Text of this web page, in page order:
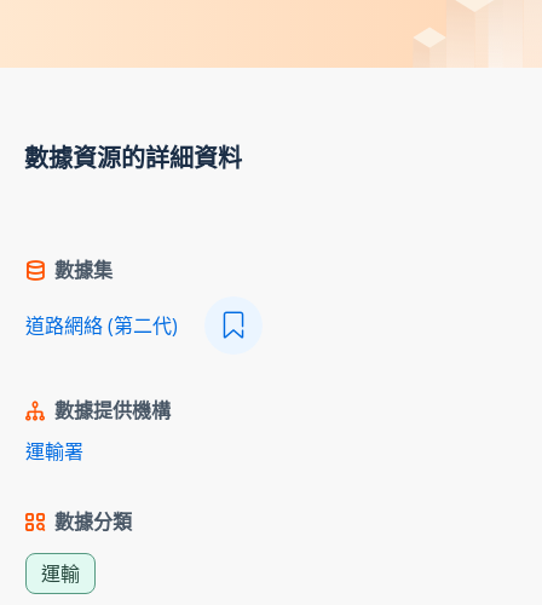
數據資源的詳細資料
數據集
道路網絡 (第二代)
數據提供機構
運輸署
數據分類
運輸